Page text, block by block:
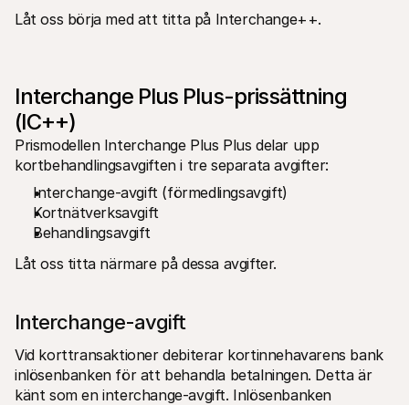
Contact
For shoppers
Contact sales
Discover how we can help your business
Låt oss börja med att titta på Interchange++.
Interchange Plus Plus-prissättning
(IC++)
Prismodellen Interchange Plus Plus delar upp
kortbehandlingsavgiften i tre separata avgifter:
Interchange-avgift (förmedlingsavgift)
Kortnätverksavgift
Behandlingsavgift
Låt oss titta närmare på dessa avgifter.
Interchange-avgift
Vid korttransaktioner debiterar kortinnehavarens bank
inlösenbanken för att behandla betalningen. Detta är
känt som en interchange-avgift. Inlösenbanken